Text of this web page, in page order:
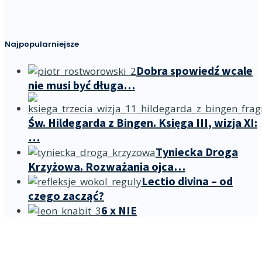
Najpopularniejsze
Dobra spowiedź wcale
nie musi być długa…
Św. Hildegarda z Bingen. Księga III, wizja XI:
…
Tyniecka Droga
Krzyżowa. Rozważania ojca…
Lectio divina – od
czego zacząć?
6 x NIE